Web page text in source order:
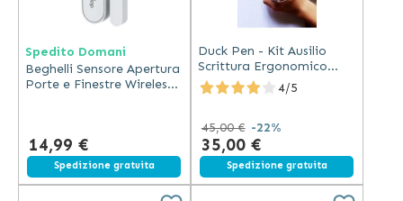
Spedito Domani
Beghelli Sensore Apertura
Porte e Finestre Wireless
14,99 €
Spedizione gratuita
Duck Pen - Kit Ausilio
Scrittura Ergonomico
Multisuperficie4/5
45,00 € -22%
35,00 €
Spedizione gratuita